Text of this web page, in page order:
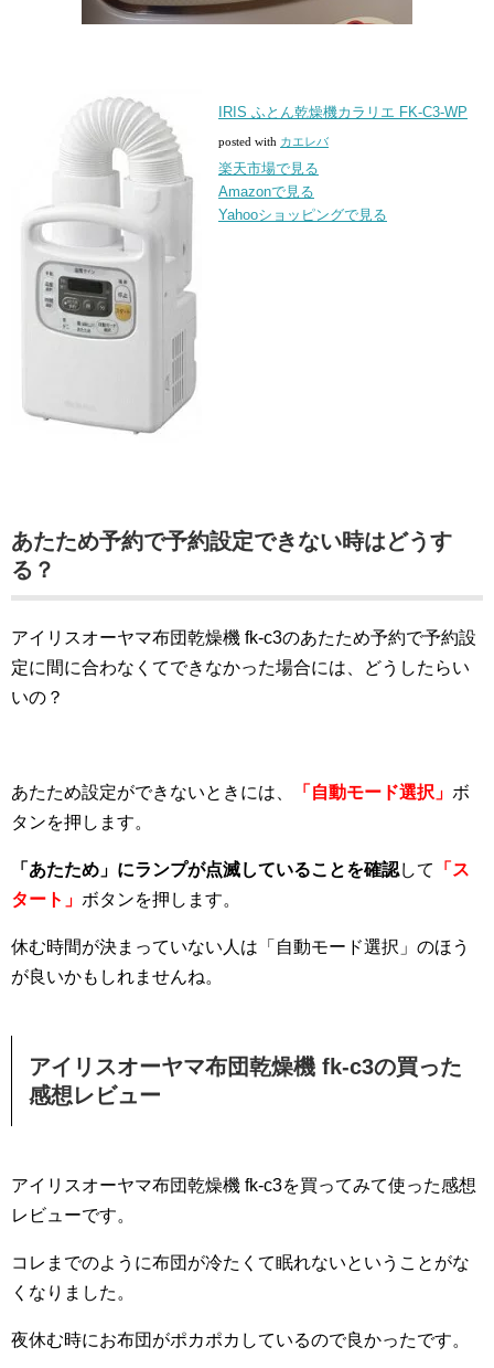
IRIS ふとん乾燥機カラリエ FK-C3-WP
posted with カエレバ
楽天市場で見る
Amazonで見る
Yahooショッピングで見る
あたため予約で予約設定できない時はどうす
る？
アイリスオーヤマ布団乾燥機 fk-c3のあたため予約で予約設
定に間に合わなくてできなかった場合には、どうしたらい
いの？
あたため設定ができないときには、 「自動モード選択」 ボ
タンを押します。
「あたため」にランプが点滅していることを確認して
「ス
タート」 ボタンを押します。
休む時間が決まっていない人は「自動モード選択」のほう
が良いかもしれませんね。
アイリスオーヤマ布団乾燥機 fk-c3の買った
感想レビュー
アイリスオーヤマ布団乾燥機 fk-c3を買ってみて使った感想
レビューです。
コレまでのように布団が冷たくて眠れないということがな
くなりました。
夜休む時にお布団がポカポカしているので良かったです。